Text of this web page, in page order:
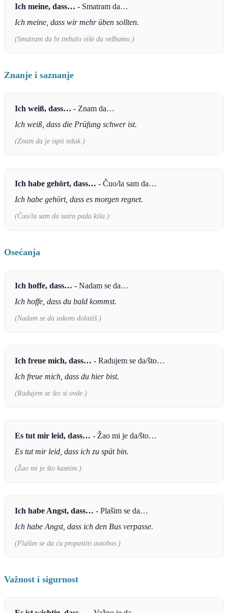
Ich meine, dass… - Smatram da…
Ich meine, dass wir mehr üben sollten.
(Smatram da bi trebalo više da vežbamo.)
Znanje i saznanje
Ich weiß, dass… - Znam da…
Ich weiß, dass die Prüfung schwer ist.
(Znam da je ispit težak.)
Ich habe gehört, dass… - Čuo/la sam da…
Ich habe gehört, dass es morgen regnet.
(Čuo/la sam da sutra pada kiša.)
Osećanja
Ich hoffe, dass… - Nadam se da…
Ich hoffe, dass du bald kommst.
(Nadam se da uskoro dolaziš.)
Ich freue mich, dass… - Radujem se da/što…
Ich freue mich, dass du hier bist.
(Radujem se što si ovde.)
Es tut mir leid, dass… - Žao mi je da/što…
Es tut mir leid, dass ich zu spät bin.
(Žao mi je što kasnim.)
Ich habe Angst, dass… - Plašim se da…
Ich habe Angst, dass ich den Bus verpasse.
(Plašim se da ću propustiti autobus.)
Važnost i sigurnost